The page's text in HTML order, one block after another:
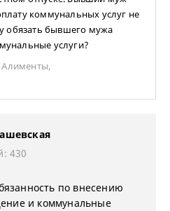
коммунальных услуг не
обязать бывшего мужа
услуги?
Алименты,
430
по внесению
и коммунальные